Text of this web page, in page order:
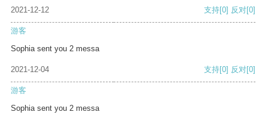
2021-12-12 支持[0] 反对[0]
游客
Sophia sent you 2 messa
2021-12-04 支持[0] 反对[0]
游客
Sophia sent you 2 messa